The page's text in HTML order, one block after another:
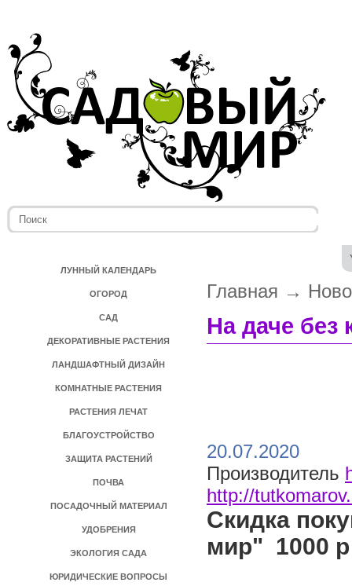
ЛУННЫЙ КАЛЕНДАРЬ
ОГОРОД
САД
ДЕКОРАТИВНЫЕ РАСТЕНИЯ
ЛАНДШАФТНЫЙ ДИЗАЙН
КОМНАТНЫЕ РАСТЕНИЯ
РАСТЕНИЯ ЛЕЧАТ
БЛАГОУСТРОЙСТВО
ЗАЩИТА РАСТЕНИЙ
ПОЧВА
ПОСАДОЧНЫЙ МАТЕРИАЛ
УДОБРЕНИЯ
ЭКОЛОГИЯ САДА
ЮРИДИЧЕСКИЕ ВОПРОСЫ
Главная →
На даче без
>
20.07.2020
Производитель
http://
Скидка
мир" 1000 р